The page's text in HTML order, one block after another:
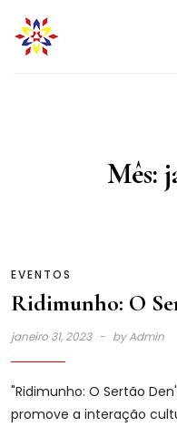
content
Mês:
EVENTOS
Ridimunho: O
janeiro 31, 2023 byAdmin
"Ridimunho: O Sertão
promove a interação